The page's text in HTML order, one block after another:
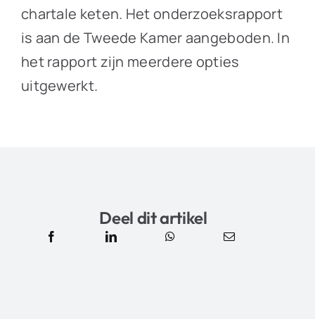
chartale keten. Het onderzoeksrapport
is aan de Tweede Kamer aangeboden. In
het rapport zijn meerdere opties
uitgewerkt.
Deel dit artikel